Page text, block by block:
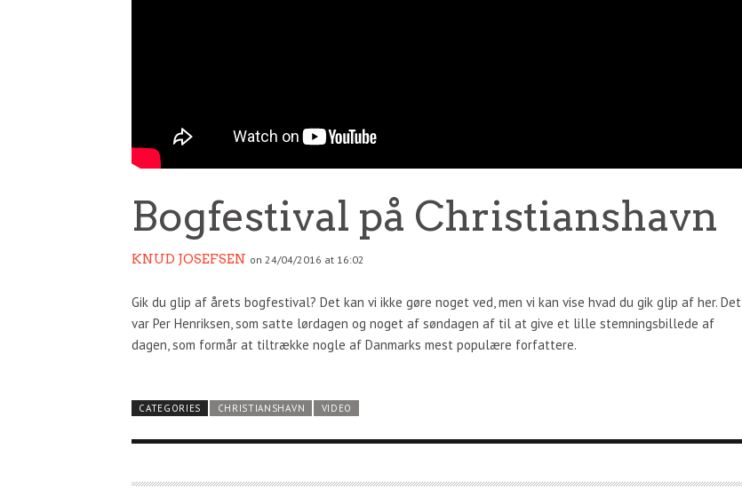
Bogfestival på Christianshavn
KNUD JOSEFSEN on 24/04/2016 at 16:02
Gik du glip af årets bogfestival? Det kan vi ikke gøre noget ved, men vi kan vise hvad du gik glip af her. Det
var Per Henriksen, som satte lørdagen og noget af søndagen af til at give et lille stemningsbillede af
dagen, som formår at tiltrække nogle af Danmarks mest populære forfattere.
CATEGORIES CHRISTIANSHAVN VIDEO